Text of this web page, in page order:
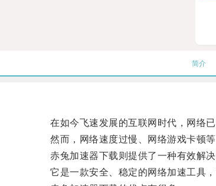
简介
在如今飞速发展的互联网时代，网络已
然而，网络速度过慢、网络游戏卡顿等
赤兔加速器下载则提供了一种有效解决
它是一款安全、稳定的网络加速工具，